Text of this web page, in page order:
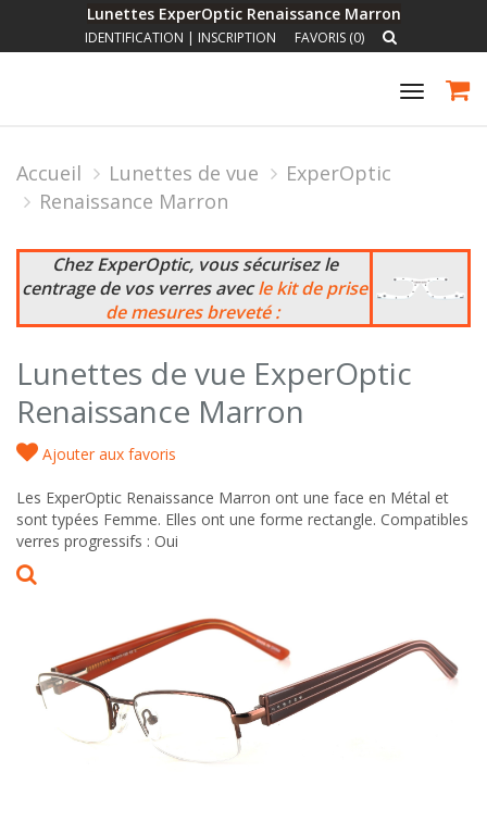
Lunettes ExperOptic Renaissance Marron
IDENTIFICATION | INSCRIPTION FAVORIS (0)
Toggle
Accueil Lunettes de vue
ExperOptic
Renaissance Marron
Chez ExperOptic, vous sécurisez le
centrage de vos verres avecle kit de prise
de mesures breveté :
Lunettes de vue ExperOptic
Renaissance Marron
Ajouter aux favoris
Les ExperOptic Renaissance Marron ont une face en Métal et
sont typées Femme. Elles ont une forme rectangle. Compatibles
verres progressifs : Oui